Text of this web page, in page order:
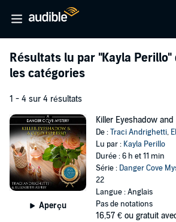
Résultats lu par "Kayla Perillo"
les catégories
1 - 4 sur 4 résultats
Aperçu
Killer Eyeshadow
De :Traci Andrighetti,
Lu par : Kayla Perillo
Durée : 6 h et 11 min
Série : Danger Cove
22
Langue : Anglais
Pas de notations
16,57 € ou gratuit